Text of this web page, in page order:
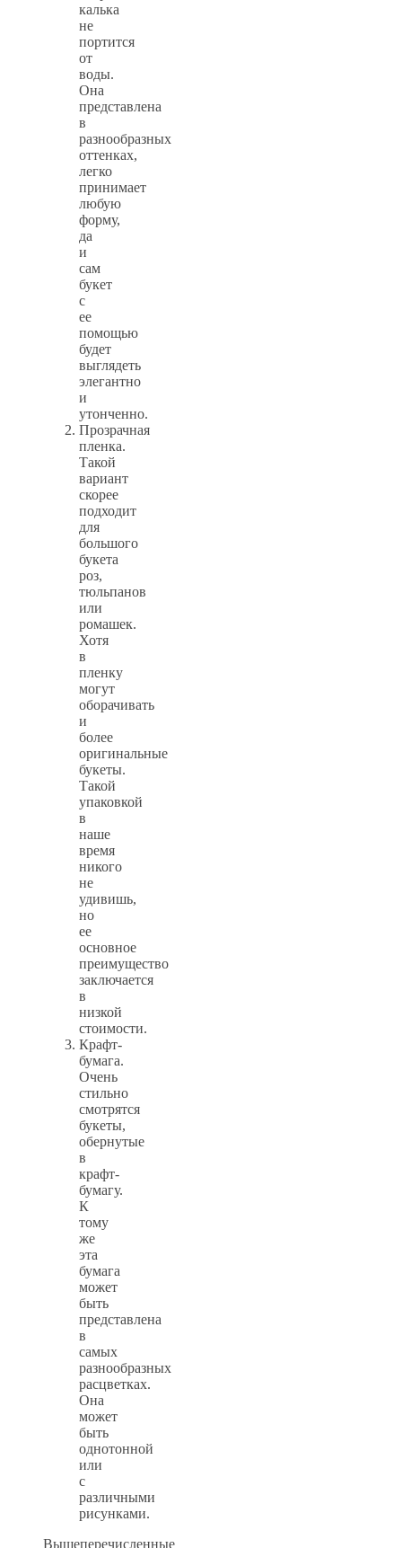
калька
не
портится
от
воды.
Она
представлена
в
разнообразных
оттенках,
легко
принимает
любую
форму,
да
и
сам
букет
с
ее
помощью
будет
выглядеть
элегантно
и
утонченно.
Прозрачная
пленка.
Такой
вариант
скорее
подходит
для
большого
букета
роз,
тюльпанов
или
ромашек.
Хотя
в
пленку
могут
оборачивать
и
более
оригинальные
букеты.
Такой
упаковкой
в
наше
время
никого
не
удивишь,
но
ее
основное
преимущество
заключается
в
низкой
стоимости.
Крафт-
бумага.
Очень
стильно
смотрятся
букеты,
обернутые
в
крафт-
бумагу.
К
тому
же
эта
бумага
может
быть
представлена
в
самых
разнообразных
расцветках.
Она
может
быть
однотонной
или
с
различными
рисунками.
Вышеперечисленные